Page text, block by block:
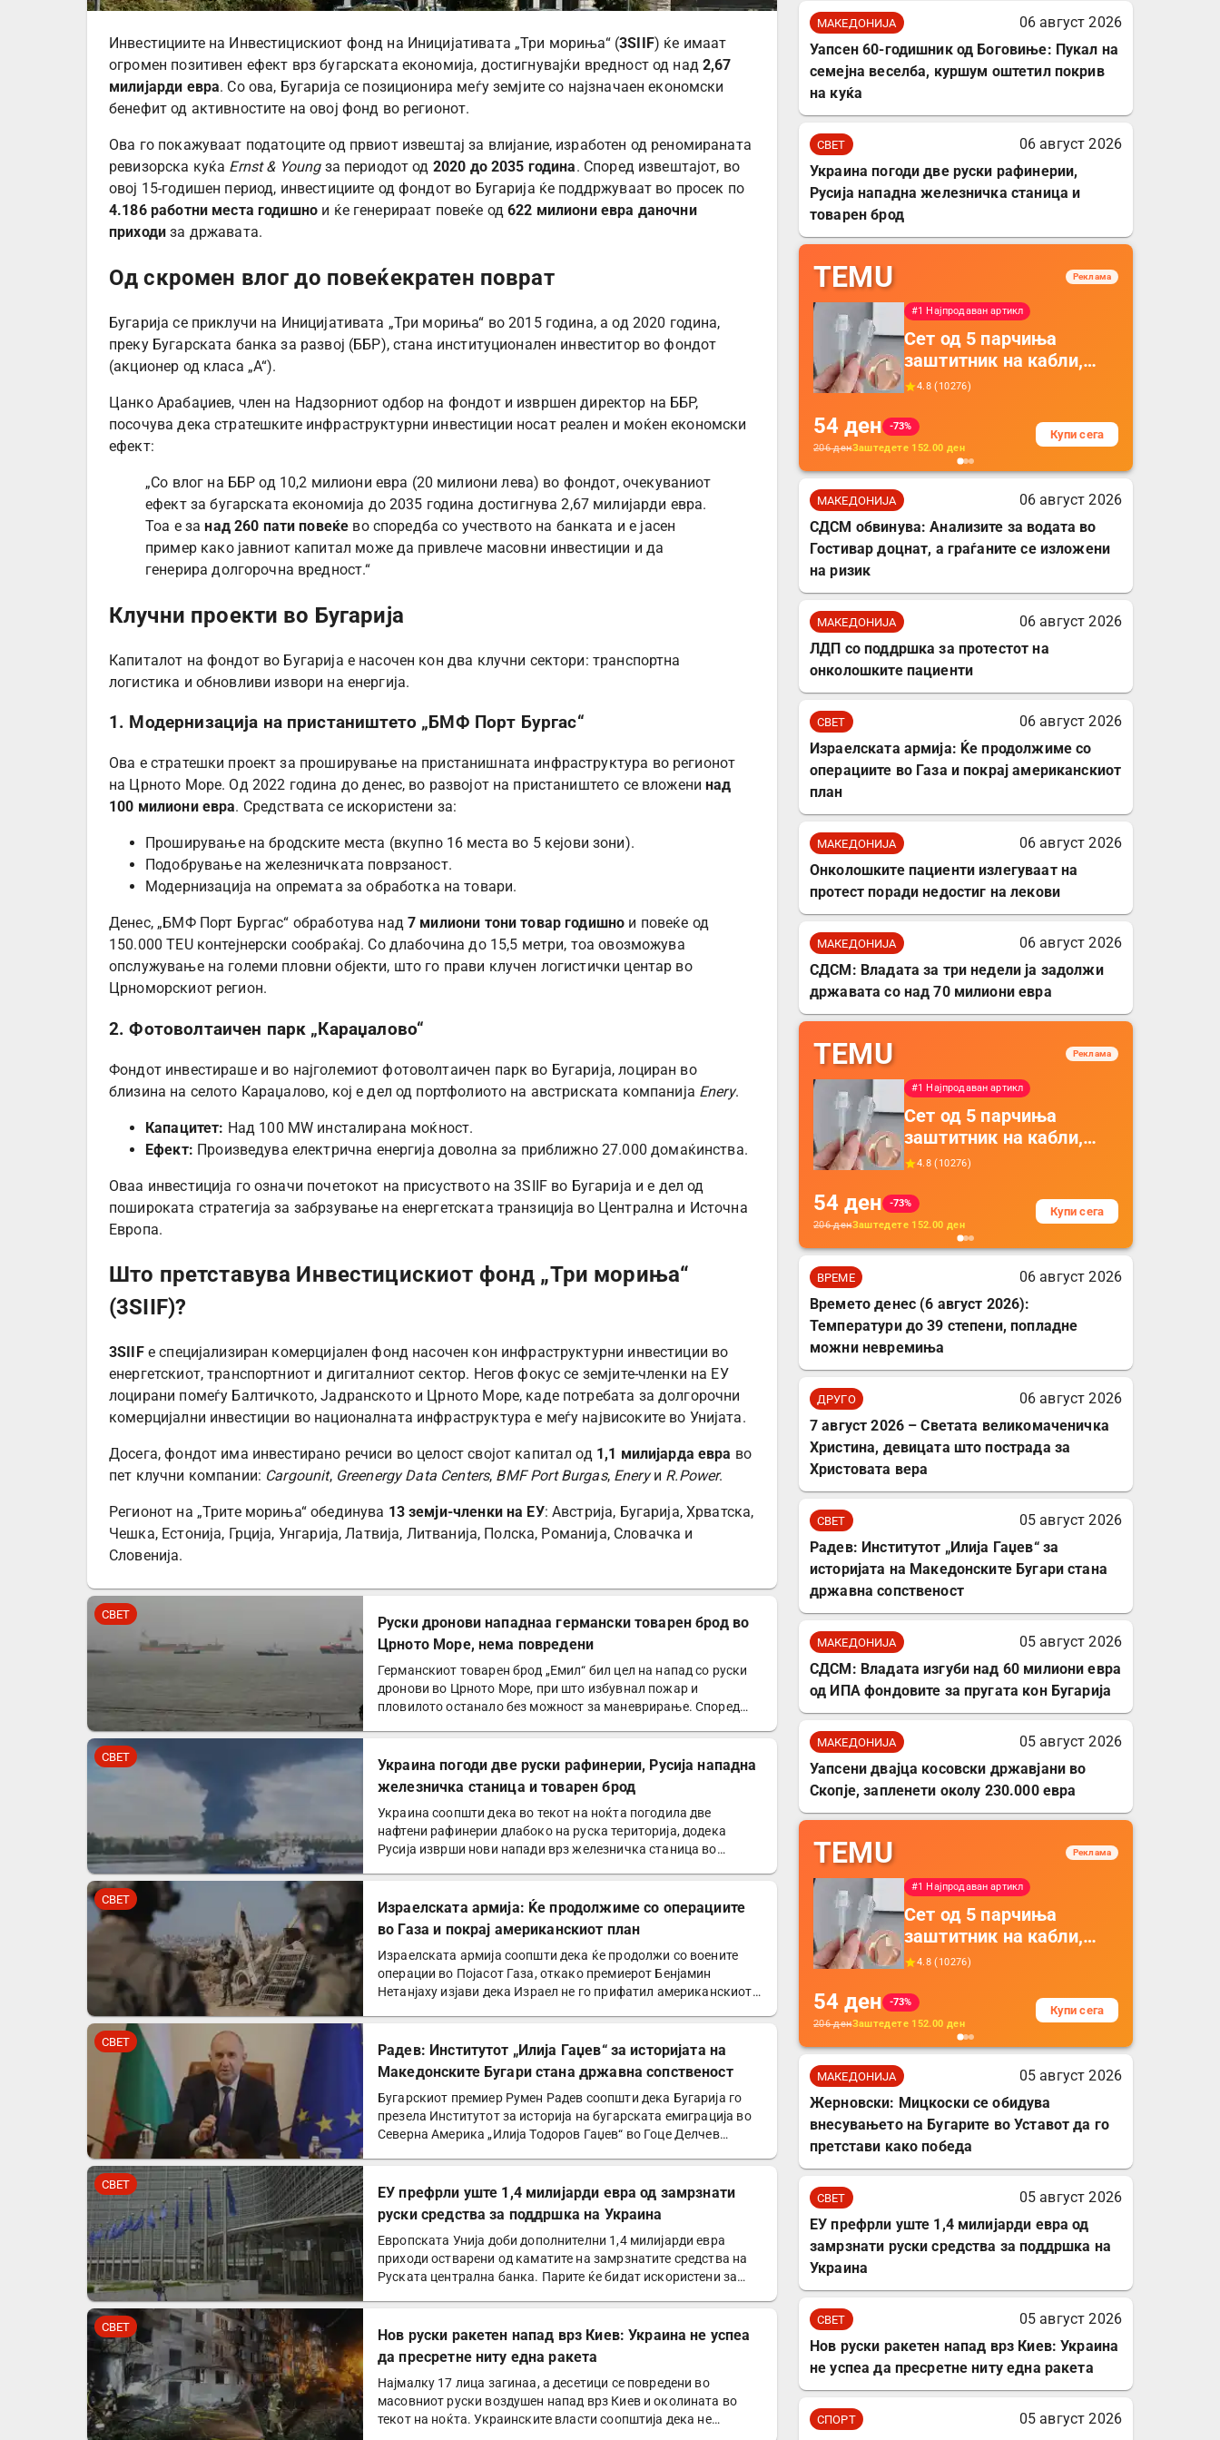
Инвестициите на Инвестицискиот фонд на Иницијативата „Три мориња“ (3SIIF) ќе имаат
огромен позитивен ефект врз бугарската економија, достигнувајќи вредност од над2,67
милијарди евра. Со ова, Бугарија се позиционира меѓу земјите со најзначаен економски
бенефит од активностите на овој фонд во регионот.
Ова го покажуваат податоците од првиот извештај за влијание, изработен од реномираната
ревизорска куќа Ernst & Youngза периодот од 2020 до 2035 година. Според извештајот, во
овој 15-годишен период, инвестициите од фондот во Бугарија ќе поддржуваат во просек по
4.186 работни места годишно и ќе генерираат повеќе од622 милиони евра даночни
приходи за државата.
Од скромен влог до повеќекратен поврат
Бугарија се приклучи на Иницијативата „Три мориња“ во 2015 година, а од 2020 година,
преку Бугарската банка за развој (ББР), стана институционален инвеститор во фондот
(акционер од класа „А“).
Цанко Арабаџиев, член на Надзорниот одбор на фондот и извршен директор на ББР,
посочува дека стратешките инфраструктурни инвестиции носат реален и моќен економски
ефект:
„Со влог на ББР од 10,2 милиони евра (20 милиони лева) во фондот, очекуваниот
ефект за бугарската економија до 2035 година достигнува 2,67 милијарди евра.
Тоа е занад 260 пати повеќе во споредба со учеството на банката и е јасен
пример како јавниот капитал може да привлече масовни инвестиции и да
генерира долгорочна вредност.“
Клучни проекти во Бугарија
Капиталот на фондот во Бугарија е насочен кон два клучни сектори: транспортна
логистика и обновливи извори на енергија.
1. Модернизација на пристаништето „БМФ Порт Бургас“
Ова е стратешки проект за проширување на пристанишната инфраструктура во регионот
на Црното Море. Од 2022 година до денес, во развојот на пристаништето се вложенинад
100 милиони евра. Средствата се искористени за:
Проширување на бродските места (вкупно 16 места во 5 кејови зони).
Подобрување на железничката поврзаност.
Модернизација на опремата за обработка на товари.
Денес, „БМФ Порт Бургас“ обработува над7 милиони тони товар годишно и повеќе од
150.000 TEU контејнерски сообраќај. Со длабочина до 15,5 метри, тоа овозможува
опслужување на големи пловни објекти, што го прави клучен логистички центар во
Црноморскиот регион.
2. Фотоволтаичен парк „Караџалово“
Фондот инвестираше и во најголемиот фотоволтаичен парк во Бугарија, лоциран во
близина на селото Караџалово, кој е дел од портфолиото на австриската компанија Enery.
Капацитет: Над 100 MW инсталирана моќност.
Ефект: Произведува електрична енергија доволна за приближно 27.000 домаќинства.
Оваа инвестиција го означи почетокот на присуството на 3SIIF во Бугарија и е дел од
пошироката стратегија за забрзување на енергетската транзиција во Централна и Источна
Европа.
Што претставува Инвестицискиот фонд „Три мориња“
(3SIIF)?
3SIIFе специјализиран комерцијален фонд насочен кон инфраструктурни инвестиции во
енергетскиот, транспортниот и дигиталниот сектор. Негов фокус се земјите-членки на ЕУ
лоцирани помеѓу Балтичкото, Јадранското и Црното Море, каде потребата за долгорочни
комерцијални инвестиции во националната инфраструктура е меѓу највисоките во Унијата.
Досега, фондот има инвестирано речиси во целост својот капитал од 1,1 милијарда евра во
пет клучни компании: Cargounit, Greenergy Data Centers, BMF Port Burgas, Eneryи R.Power.
Регионот на „Трите мориња“ обединува 13 земји-членки на ЕУ: Австрија, Бугарија, Хрватска,
Чешка, Естонија, Грција, Унгарија, Латвија, Литванија, Полска, Романија, Словачка и
Словенија.
СВЕТ
Руски дронови нападнаа германски товарен брод во
Црното Море, нема повредени
Германскиот товарен брод „Емил“ бил цел на напад со руски
дронови во Црното Море, при што избувнал пожар и
пловилото останало без можност за маневрирање. Според…
СВЕТ
Украина погоди две руски рафинерии, Русија нападна
железничка станица и товарен брод
Украина соопшти дека во текот на ноќта погодила две
нафтени рафинерии длабоко на руска територија, додека
Русија изврши нови напади врз железничка станица во
СВЕТ
Израелската армија: Ќе продолжиме со операциите
во Газа и покрај американскиот план
Израелската армија соопшти дека ќе продолжи со воените
операции во Појасот Газа, откако премиерот Бенјамин
Нетанјаху изјави дека Израел не го прифатил американскиот…
СВЕТ
Радев: Институтот „Илија Гаџев“ за историјата на
Македонските Бугари стана државна сопственост
Бугарскиот премиер Румен Радев соопшти дека Бугарија го
презела Институтот за историја на бугарската емиграција во
Северна Америка „Илија Тодоров Гаџев“ во Гоце Делчев…
СВЕТ
ЕУ префрли уште 1,4 милијарди евра од замрзнати
руски средства за поддршка на Украина
Европската Унија доби дополнителни 1,4 милијарди евра
приходи остварени од каматите на замрзнатите средства на
Руската централна банка. Парите ќе бидат искористени за…
СВЕТ
Нов руски ракетен напад врз Киев: Украина не успеа
да пресретне ниту една ракета
Најмалку 17 лица загинаа, а десетици се повредени во
масовниот руски воздушен напад врз Киев и околината во
текот на ноќта. Украинските власти соопштија дека не
МАКЕДОНИЈА
06 август 2026
Уапсен 60-годишник од Боговиње: Пукал на
семејна веселба, куршум оштетил покрив
на куќа
СВЕТ
06 август 2026
Украина погоди две руски рафинерии,
Русија нападна железничка станица и
товарен брод
TEMU Реклама
#1 Најпродаван артикл
Сет од 5 парчиња
заштитник на кабли,
прекривка за заштита
додатоци за заштита на
кабли, без батерија, за
мобилни телефони,
комплет за заштита на
4.8 (10276)
54 ден
-73%
206денЗаштедете 152.00 ден
Купи сега
МАКЕДОНИЈА
06 август 2026
СДСМ обвинува: Анализите за водата во
Гостивар доцнат, а граѓаните се изложени
на ризик
МАКЕДОНИЈА
06 август 2026
ЛДП со поддршка за протестот на
онколошките пациенти
СВЕТ
06 август 2026
Израелската армија: Ќе продолжиме со
операциите во Газа и покрај американскиот
план
МАКЕДОНИЈА
06 август 2026
Онколошките пациенти излегуваат на
протест поради недостиг на лекови
МАКЕДОНИЈА
06 август 2026
СДСМ: Владата за три недели ја задолжи
државата со над 70 милиони евра
TEMU Реклама
#1 Најпродаван артикл
Сет од 5 парчиња
заштитник на кабли,
прекривка за заштита
додатоци за заштита на
кабли, без батерија, за
мобилни телефони,
комплет за заштита на
4.8 (10276)
54 ден
-73%
206денЗаштедете 152.00 ден
Купи сега
ВРЕМЕ
06 август 2026
Времето денес (6 август 2026):
Температури до 39 степени, попладне
можни невремиња
ДРУГО
06 август 2026
7 август 2026 – Светата великомаченичка
Христина, девицата што пострада за
Христовата вера
СВЕТ
05 август 2026
Радев: Институтот „Илија Гаџев“ за
историјата на Македонските Бугари стана
државна сопственост
МАКЕДОНИЈА
05 август 2026
СДСМ: Владата изгуби над 60 милиони евра
од ИПА фондовите за пругата кон Бугарија
МАКЕДОНИЈА
05 август 2026
Уапсени двајца косовски државјани во
Скопје, запленети околу 230.000 евра
TEMU Реклама
#1 Најпродаван артикл
Сет од 5 парчиња
заштитник на кабли,
прекривка за заштита
додатоци за заштита на
кабли, без батерија, за
мобилни телефони,
комплет за заштита на
4.8 (10276)
54 ден
-73%
206денЗаштедете 152.00 ден
Купи сега
МАКЕДОНИЈА
05 август 2026
Жерновски: Мицкоски се обидува
внесувањето на Бугарите во Уставот да го
претстави како победа
СВЕТ
05 август 2026
ЕУ префрли уште 1,4 милијарди евра од
замрзнати руски средства за поддршка на
Украина
СВЕТ
05 август 2026
Нов руски ракетен напад врз Киев: Украина
не успеа да пресретне ниту една ракета
СПОРТ
05 август 2026